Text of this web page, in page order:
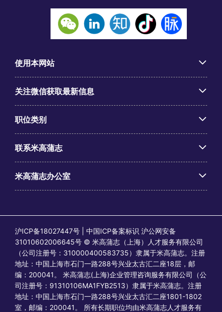
使用本网站
关注微信获取最新信息
职位类别
联系米高蒲志
米高蒲志办公室
沪ICP备18027447号 | 中国ICP备案标识 沪公网安备
31010602006645号 © 米高蒲志（上海）人才服务有限公司
（公司注册号：310000400583735）隶属于米高蒲志。注册
地址：中国上海市石门一路288号兴业太古汇二座18层，邮
编：200041。 米高蒲志(上海)企业管理咨询服务有限公司（公
司注册号：91310106MA1FYB2513）隶属于米高蒲志。注册
地址：中国上海市石门一路288号兴业太古汇二座1801-1802
室，邮编：200041。 所有长期职位均由米高蒲志人才服务有